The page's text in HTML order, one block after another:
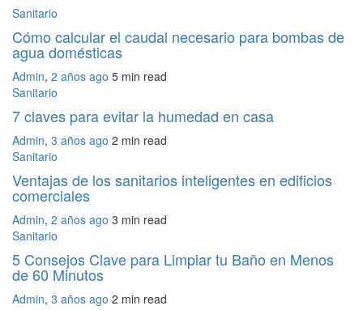
Sanitario
Cómo calcular el caudal necesario para bombas de
agua domésticas
Admin, 2 años ago 5 min read
Sanitario
7 claves para evitar la humedad en casa
Admin, 3 años ago 2 min read
Sanitario
Ventajas de los sanitarios inteligentes en edificios
comerciales
Admin, 2 años ago 3 min read
Sanitario
5 Consejos Clave para Limpiar tu Baño en Menos
de 60 Minutos
Admin, 3 años ago 2 min read